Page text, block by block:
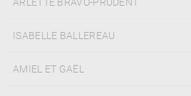
ISABELLE BALLEREAU
AMIEL ET GAËL